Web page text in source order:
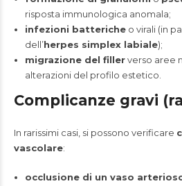
risposta immunologica anomala;
infezioni battericheo virali (in
dell’herpes simplex labiale);
migrazione del fillerverso aree
alterazioni del profilo estetico.
Complicanze gravi
In rarissimi casi, si possono verificare
vascolare:
occlusione di un vaso